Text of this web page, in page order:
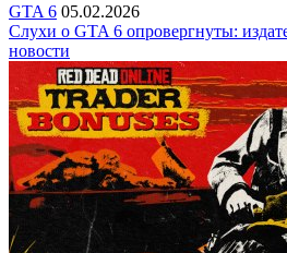
GTA 6 05.02.2026
Слухи о GTA 6 опровергнуты:
новости